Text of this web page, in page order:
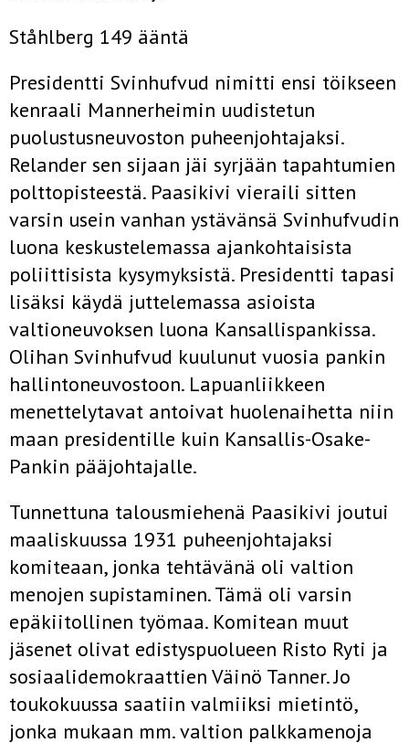
Ståhlberg 149 ääntä
Presidentti Svinhufvud nimitti ensi töikseen
kenraali Mannerheimin uudistetun
puolustusneuvoston puheenjohtajaksi.
Relander sen sijaan jäi syrjään tapahtumien
polttopisteestä. Paasikivi vieraili sitten
varsin usein vanhan ystävänsä Svinhufvudin
luona keskustelemassa ajankohtaisista
poliittisista kysymyksistä. Presidentti tapasi
lisäksi käydä juttelemassa asioista
valtioneuvoksen luona Kansallispankissa.
Olihan Svinhufvud kuulunut vuosia pankin
hallintoneuvostoon. Lapuanliikkeen
menettelytavat antoivat huolenaihetta niin
maan presidentille kuin Kansallis-Osake-
Pankin pääjohtajalle.
Tunnettuna talousmiehenä Paasikivi joutui
maaliskuussa 1931 puheenjohtajaksi
komiteaan, jonka tehtävänä oli valtion
menojen supistaminen. Tämä oli varsin
epäkiitollinen työmaa. Komitean muut
jäsenet olivat edistyspuolueen Risto Ryti ja
sosiaalidemokraattien Väinö Tanner. Jo
toukokuussa saatiin valmiiksi mietintö,
jonka mukaan mm. valtion palkkamenoja